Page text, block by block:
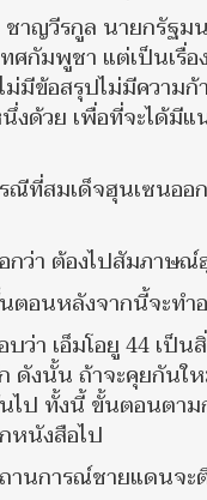
าญวีรกูล นายกรัฐมน
ศกัมพูชา แต่เป็นเรื่
มีข้อสรุปไม่มีความก้
งด้วย เพื่อที่จะได้มีแ
ณีที่สมเด็จฮุนเซนออ
ว่า ต้องไปสัมภาษณ์
ตอนหลังจากนี้จะทำอ
ว่า เอ็มโอยู 44 เป็
ดังนั้น ถ้าจะคุยกันใ
ไป ทั้งนี้ ขั้นตอนตา
หนังสือไป
านการณ์ชายแดนจะ